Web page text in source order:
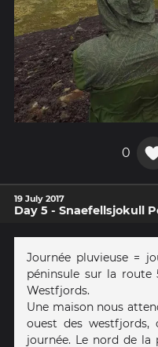
0
19 July 2017
Day 5 - Snaefellsjokull
Journée pluvieuse =
péninsule sur la route
Westfjords.
Une maison nous
ouest des
journée. Le nord de la